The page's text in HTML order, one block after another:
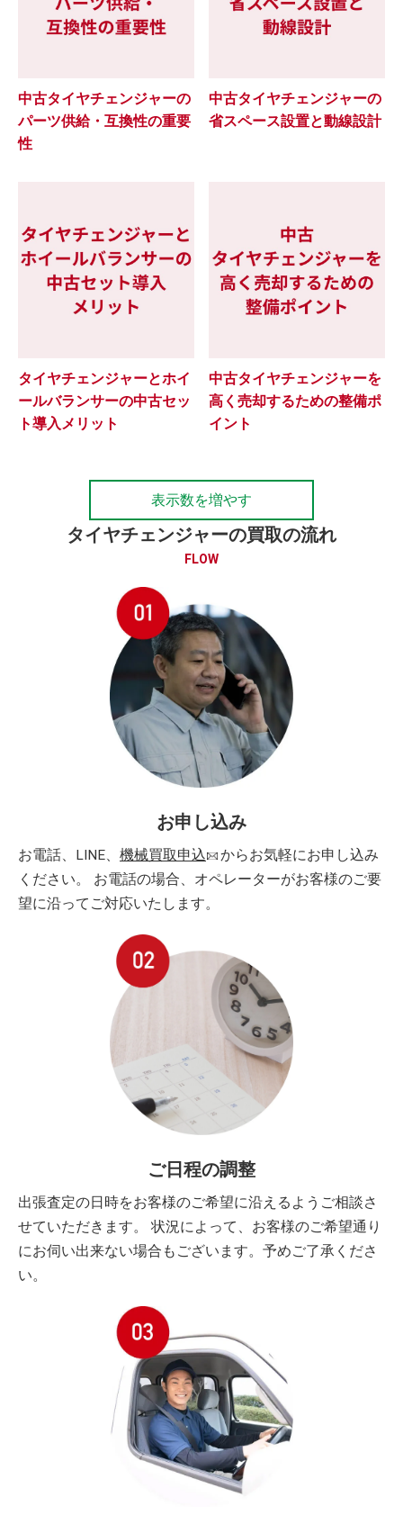
中古タイヤチェンジャーの
パーツ供給・互換性の重要
性
中古タイヤチェンジャーの
省スペース設置と動線設計
タイヤチェンジャーとホイ
ールバランサーの中古セッ
ト導入メリット
中古タイヤチェンジャーを
高く売却するための整備ポ
イント
表示数を増やす
タイヤチェンジャーの買取の流れ
FLOW
お申し込み
お電話、LINE、 機械買取申込
からお気軽にお申し込み
ください。 お電話の場合、オペレーターがお客様のご要
望に沿ってご対応いたします。
ご日程の調整
出張査定の日時をお客様のご希望に沿えるようご相談さ
せていただきます。 状況によって、お客様のご希望通り
にお伺い出来ない場合もございます。予めご了承くださ
い。